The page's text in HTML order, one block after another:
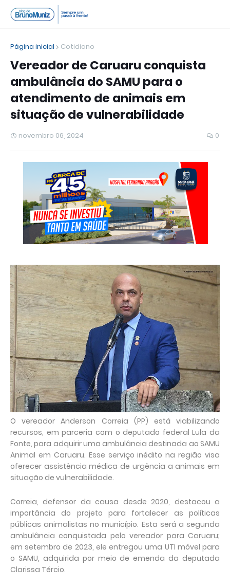
Página inicial Cotidiano
Vereador de Caruaru conquista
ambulância do SAMU para o
atendimento de animais em
situação de vulnerabilidade
novembro 06, 2024 0
O vereador Anderson Correia (PP) está viabilizando
recursos, em parceria com o deputado federal Lula da
Fonte, para adquirir uma ambulância destinada ao SAMU
Animal em Caruaru. Esse serviço inédito na região visa
oferecer assistência médica de urgência a animais em
situação de vulnerabilidade.
Correia, defensor da causa desde 2020, destacou a
importância do projeto para fortalecer as políticas
públicas animalistas no município. Esta será a segunda
ambulância conquistada pelo vereador para Caruaru;
em setembro de 2023, ele entregou uma UTI móvel para
o SAMU, adquirida por meio de emenda da deputada
Clarissa Tércio.